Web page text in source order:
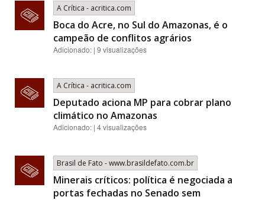
A Crítica - acritica.com
Boca do Acre, no Sul do Amazonas, é o
campeão de conflitos agrários
Adicionado: | 9 visualizações
A Crítica - acritica.com
Deputado aciona MP para cobrar plano
climático no Amazonas
Adicionado: | 4 visualizações
Brasil de Fato - www.brasildefato.com.br
Minerais críticos: política é negociada a
portas fechadas no Senado sem